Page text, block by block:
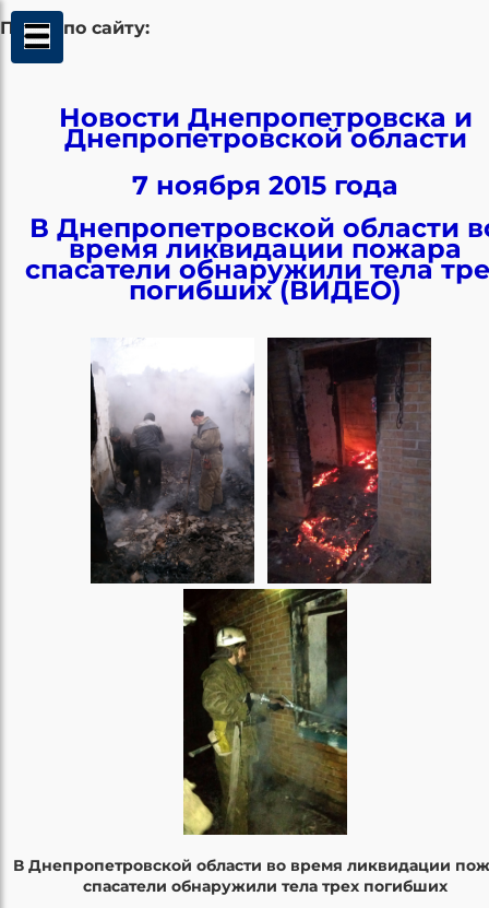
Поиск по сайту:
Новости Днепропетровска и
Днепропетровской области
7 ноября 2015 года
В Днепропетровской области
время ликвидации пожара
спасатели обнаружили тела
погибших (ВИДЕО)
В Днепропетровской области во время ликвидации
спасатели обнаружили тела трех погибших